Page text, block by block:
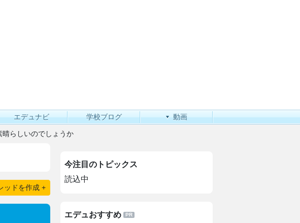
エデュナビ 学校ブログ 動画
らしいのでしょうか
ッドを作成 +
今注目のトピックス
読込中
エデュおすすめ